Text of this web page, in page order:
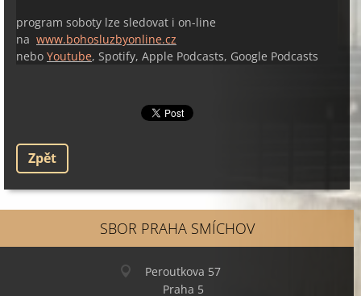
program soboty lze sledovat i on-line
na www.bohosluzbyonline.cz
nebo Youtube, Spotify, Apple Podcasts, Google Podcasts
Zpět
SBOR PRAHA SMÍCHOV
Peroutkova 57
Praha 5